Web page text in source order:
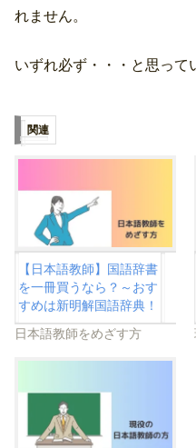
れません。
いずれ必ず・・・と思って
関連
【日本語教師】国語辞書
を一冊買うなら？～おす
すめは新明解国語辞典！
日本語教師をめざす方